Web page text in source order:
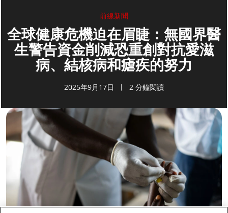
前線新聞
全球健康危機迫在眉睫：無國界醫
生警告資金削減恐重創對抗愛滋
病、結核病和瘧疾的努力
2025年9月17日 2 分鐘閱讀